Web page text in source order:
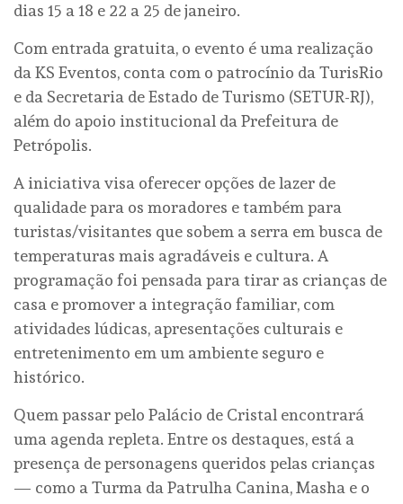
dias 15 a 18 e 22 a 25 de janeiro.
Com entrada gratuita, o evento é uma realização
da KS Eventos, conta com o patrocínio da TurisRio
e da Secretaria de Estado de Turismo (SETUR-RJ),
além do apoio institucional da Prefeitura de
Petrópolis.
A iniciativa visa oferecer opções de lazer de
qualidade para os moradores e também para
turistas/visitantes que sobem a serra em busca de
temperaturas mais agradáveis e cultura. A
programação foi pensada para tirar as crianças de
casa e promover a integração familiar, com
atividades lúdicas, apresentações culturais e
entretenimento em um ambiente seguro e
histórico.
Quem passar pelo Palácio de Cristal encontrará
uma agenda repleta. Entre os destaques, está a
presença de personagens queridos pelas crianças
— como a Turma da Patrulha Canina, Masha e o